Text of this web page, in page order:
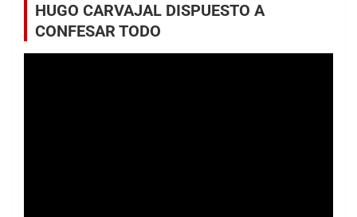
HUGO CARVAJAL DISPUESTO A
CONFESAR TODO